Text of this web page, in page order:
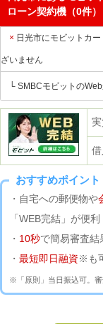
ローン契約機（0件）
日光市にモビットカ
ざいません
SMBCモビットの
おすすめポイント
・自宅への郵便物や
「WEB完結」が便利
・ 10秒で簡易審査結
・ 最短即日融資※も
※「原則」当日振込可。審